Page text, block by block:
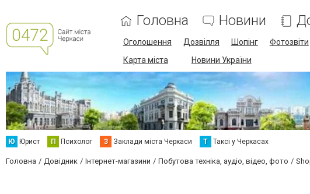
Головна Новини
Оголошення Дозвілля Шопінг Фотозвіти
Карта міста
Новини України
Ю Юрист П Психолог З Заклади міста Черкаси Т Таксі у Черкасах
Головна Довідник Інтернет-магазини Побутова техніка, аудіо, відео, фото